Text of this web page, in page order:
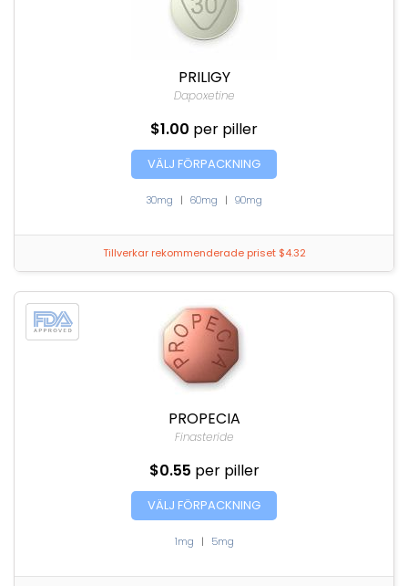
PRILIGY
Dapoxetine
$1.00 per piller
VÄLJ FÖRPACKNING
30mg | 60mg | 90mg
Tillverkar rekommenderade priset $4.32
PROPECIA
Finasteride
$0.55 per piller
VÄLJ FÖRPACKNING
1mg | 5mg